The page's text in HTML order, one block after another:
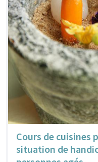
Cours de cuisines
situation de